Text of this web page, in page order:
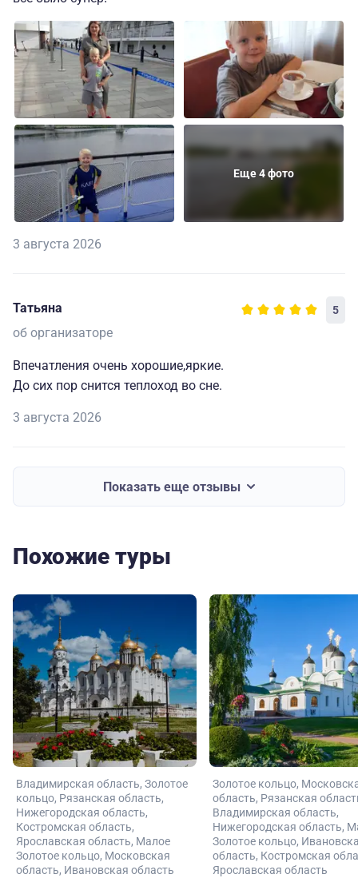
Еще 4 фото
3 августа 2026
Татьяна 5
об организаторе
Впечатления очень хорошие,яркие.
До сих пор снится теплоход во сне.
3 августа 2026
Показать еще отзывы
Похожие туры
Владимирская область Золотое
кольцо Рязанская область
Нижегородская область
Костромская область
Ярославская область Малое
Золотое кольцо Московская
область Ивановская область
Золотое кольцо
область Рязанская
Владимирская область
Нижегородская область
Золотое кольцо
область Костромская
Ярославская область